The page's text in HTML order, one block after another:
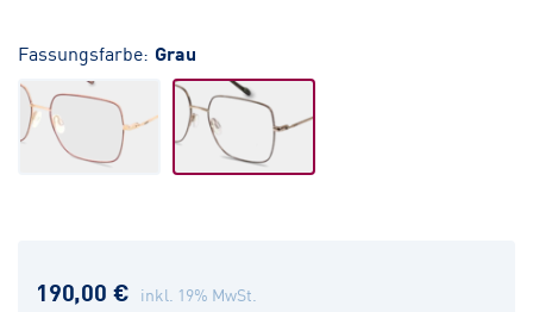
Fassungsfarbe: Grau
190,00 € inkl. 19% MwSt.